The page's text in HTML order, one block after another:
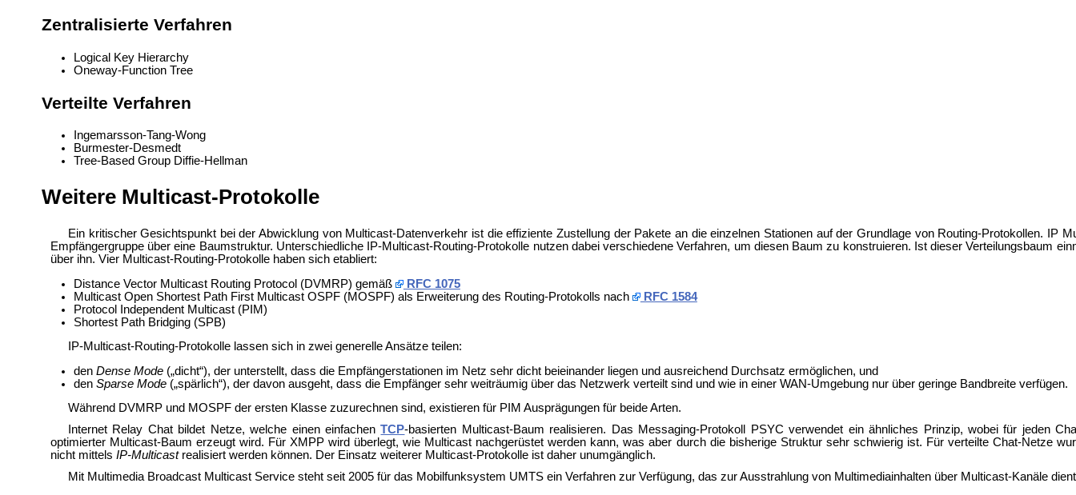
Zentralisierte Verfahren
Logical Key Hierarchy
Oneway-Function Tree
Verteilte Verfahren
Ingemarsson-Tang-Wong
Burmester-Desmedt
Tree-Based Group Diffie-Hellman
Weitere Multicast-Protokolle
Ein kritischer Gesichtspunkt bei der Abwicklung von Multicast-Datenverkehr ist die effiziente Zustellung der Pakete an die einzelnen Stationen auf der Grundlage von Routing-Protokollen. IP
Empfängergruppe über eine Baumstruktur. Unterschiedliche IP-Multicast-Routing-Protokolle nutzen dabei verschiedene Verfahren, um diesen Baum zu konstruieren. Ist dieser Verteilungsbaum
über ihn. Vier Multicast-Routing-Protokolle haben sich etabliert:
Distance Vector Multicast Routing Protocol (DVMRP) gemäß
RFC 1075
Multicast Open Shortest Path First Multicast OSPF (MOSPF) als Erweiterung des Routing-Protokolls nach
RFC 1584
Protocol Independent Multicast (PIM)
Shortest Path Bridging (SPB)
IP-Multicast-Routing-Protokolle lassen sich in zwei generelle Ansätze teilen:
den Dense Mode(„dicht“), der unterstellt, dass die Empfängerstationen im Netz sehr dicht beieinander liegen und ausreichend Durchsatz ermöglichen, und
den Sparse Mode(„spärlich“), der davon ausgeht, dass die Empfänger sehr weiträumig über das Netzwerk verteilt sind und wie in einer WAN-Umgebung nur über geringe Bandbreite verfügen.
Während DVMRP und MOSPF der ersten Klasse zuzurechnen sind, existieren für PIM Ausprägungen für beide Arten.
Internet Relay Chat bildet Netze, welche einen einfachenTCP-basierten Multicast-Baum realisieren. Das Messaging-Protokoll PSYC verwendet ein ähnliches Prinzip, wobei für jeden
optimierter Multicast-Baum erzeugt wird. FürXMPP wird überlegt, wie Multicast nachgerüstet werden kann, was aber durch die bisherige Struktur sehr schwierig ist. Für verteilte Chat-Netze
nicht mittels IP-Multicastrealisiert werden können. Der Einsatz weiterer Multicast-Protokolle ist daher unumgänglich.
Mit Multimedia Broadcast Multicast Service steht seit 2005 für das Mobilfunksystem UMTS ein Verfahren zur Verfügung, das zur Ausstrahlung von Multimediainhalten über Multicast-Kanäle